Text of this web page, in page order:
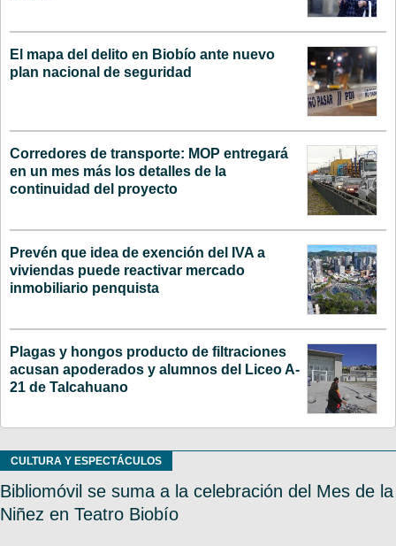
El mapa del delito en Biobío ante nuevo
plan nacional de seguridad
Corredores de transporte: MOP entregará
en un mes más los detalles de la
continuidad del proyecto
Prevén que idea de exención del IVA a
viviendas puede reactivar mercado
inmobiliario penquista
Plagas y hongos producto de filtraciones
acusan apoderados y alumnos del Liceo A-
21 de Talcahuano
CULTURA Y ESPECTÁCULOS
Bibliomóvil se suma a la celebración del Mes de la
Niñez en Teatro Biobío